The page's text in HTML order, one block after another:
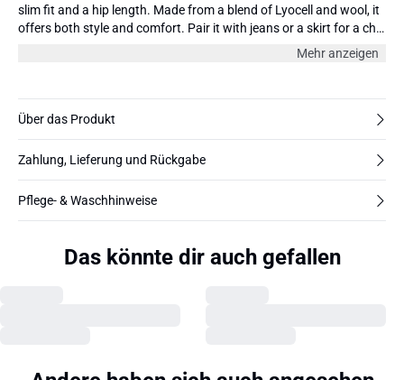
slim fit and a hip length. Made from a blend of Lyocell and wool, it
offers both style and comfort. Pair it with jeans or a skirt for a chic
and versatile look. The model is 180 cm and wearing size 36/S.
Mehr anzeigen
Über das Produkt
Zahlung, Lieferung und Rückgabe
Pflege- & Waschhinweise
Das könnte dir auch gefallen